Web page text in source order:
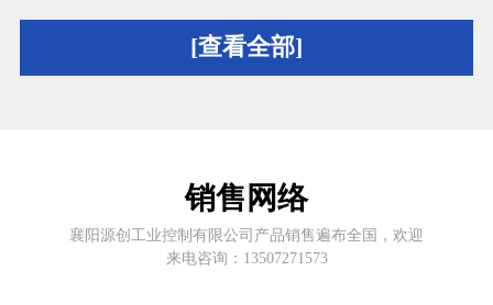
[查看全部]
销售网络
襄阳源创工业控制有限公司产品销售遍布全国，欢迎
来电咨询：13507271573